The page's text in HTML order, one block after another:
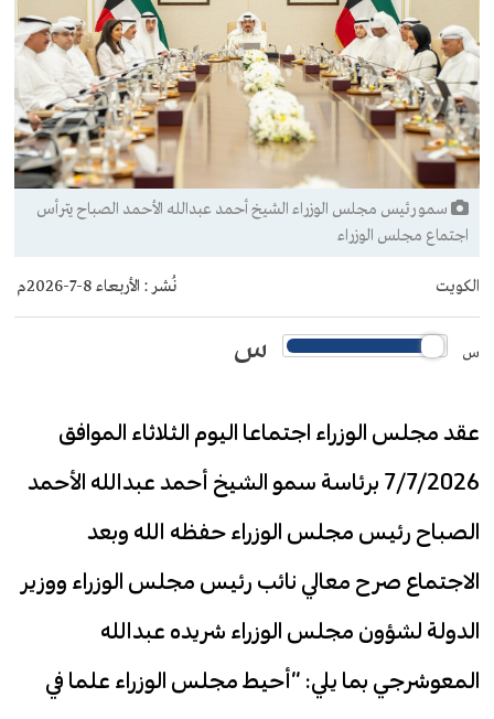
سمو رئيس مجلس الوزراء الشيخ أحمد عبدالله الأحمد الصباح يترأس
اجتماع مجلس الوزراء
الكويت نُشر : الأربعاء 8-7-2026م
س س
عقد مجلس الوزراء اجتماعا اليوم الثلاثاء الموافق
7/7/2026 برئاسة سمو الشيخ أحمد عبدالله الأحمد
الصباح رئيس مجلس الوزراء حفظه الله وبعد
الاجتماع صرح معالي نائب رئيس مجلس الوزراء ووزير
الدولة لشؤون مجلس الوزراء شريده عبدالله
المعوشرجي بما يلي: “أحيط مجلس الوزراء علما في